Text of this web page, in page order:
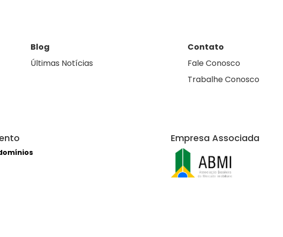
Blog
Últimas Notícias
Contato
Fale Conosco
Trabalhe Conosco
Empresa Associada